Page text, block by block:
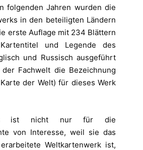
folgenden Jahren wurden die
in den beteiligten Ländern
erste Auflage mit 234 Blättern
und Legende des
und Russisch ausgeführt
Fachwelt die Bezeichnung
der Welt) für dieses Werk
ist nicht nur für die
von Interesse, weil sie das
Weltkartenwerk ist,